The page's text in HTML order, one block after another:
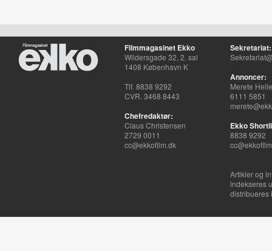
Filmmagasinet Ekko
Wildersgade 32, 2. sal
1408 København K
Tlf. 8838 9292
CVR. 3468 8443
Chefredaktør:
Claus Christensen
2729 0011
cc@ekkofilm.dk
Sekretariat:
Annoncer:
Merete
6111 5851
Ekko
8838 9292
Artikler og
indekseres
distribueres